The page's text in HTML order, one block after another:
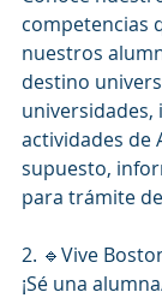
competencias
nuestros
destino
universidades,
actividades de
supuesto,
para trámite
2. 🔹️Vive
¡Sé una